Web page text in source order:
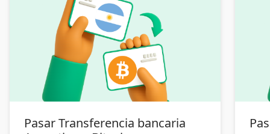
Pasar Transferencia bancaria